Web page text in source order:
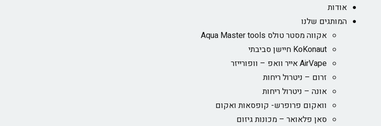
אודות
המותגים שלנו
אקווה מסטר טולס Aqua Master tools
KoKonaut חיישן סביבתי
AirVape אייר וואפ – וופורייזר
זרום – ניטרול ריחות
אונה – ניטרול ריחות
וואקום פרופרש- קופסאות ואקום
סאן פלאואר – מכונות גיזום